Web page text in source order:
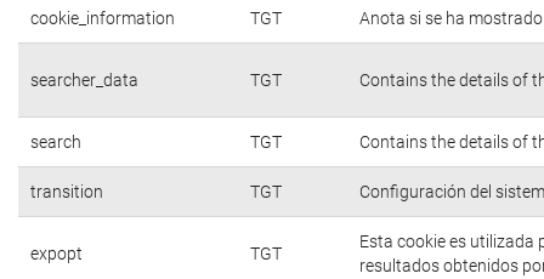
cookie_information TGT Anota si se ha
searcher_data TGT Contains the details of
search TGT Contains the details of
transition TGT Configuración del
expopt TGT
Esta cookie es utilizada
resultados obtenidos